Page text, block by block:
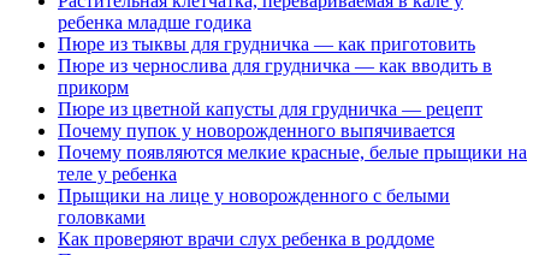
ребенка младше годика
Пюре из тыквы для грудничка — как приготовить
Пюре из чернослива для грудничка — как вводить в
прикорм
Пюре из цветной капусты для грудничка — рецепт
Почему пупок у новорожденного выпячивается
Почему появляются мелкие красные, белые прыщики на
теле у ребенка
Прыщики на лице у новорожденного с белыми
головками
Как проверяют врачи слух ребенка в роддоме